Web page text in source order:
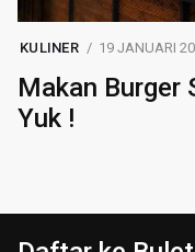
KULINER 19 JANUARI
Makan Burger
Yuk !